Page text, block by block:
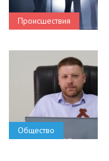
Происшествия
Общество